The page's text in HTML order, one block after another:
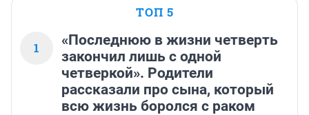
ТОП 5
1
«Последнюю в жизни четверть
закончил лишь с одной
четверкой». Родители
рассказали про сына, который
всю жизнь боролся с раком